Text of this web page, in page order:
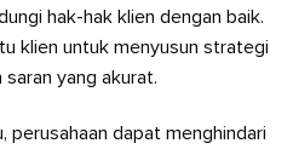
hak-hak klien dengan baik.
klien untuk menyusun strategi
yang akurat.
dapat menghindari